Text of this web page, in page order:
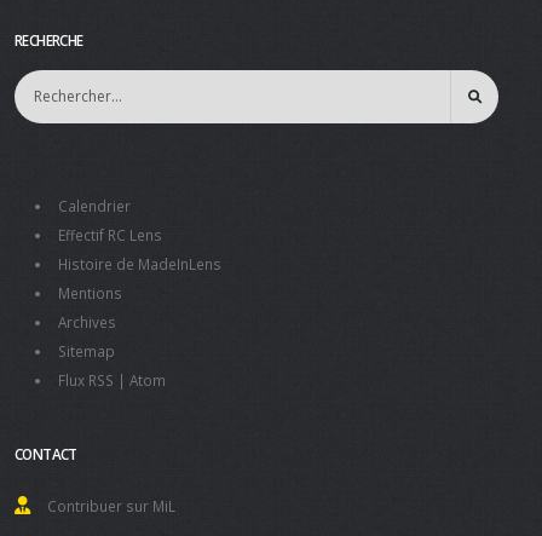
RECHERCHE
Calendrier
Effectif RC Lens
Histoire de MadeInLens
Mentions
Archives
Sitemap
Flux RSS | Atom
CONTACT
Contribuer sur MiL